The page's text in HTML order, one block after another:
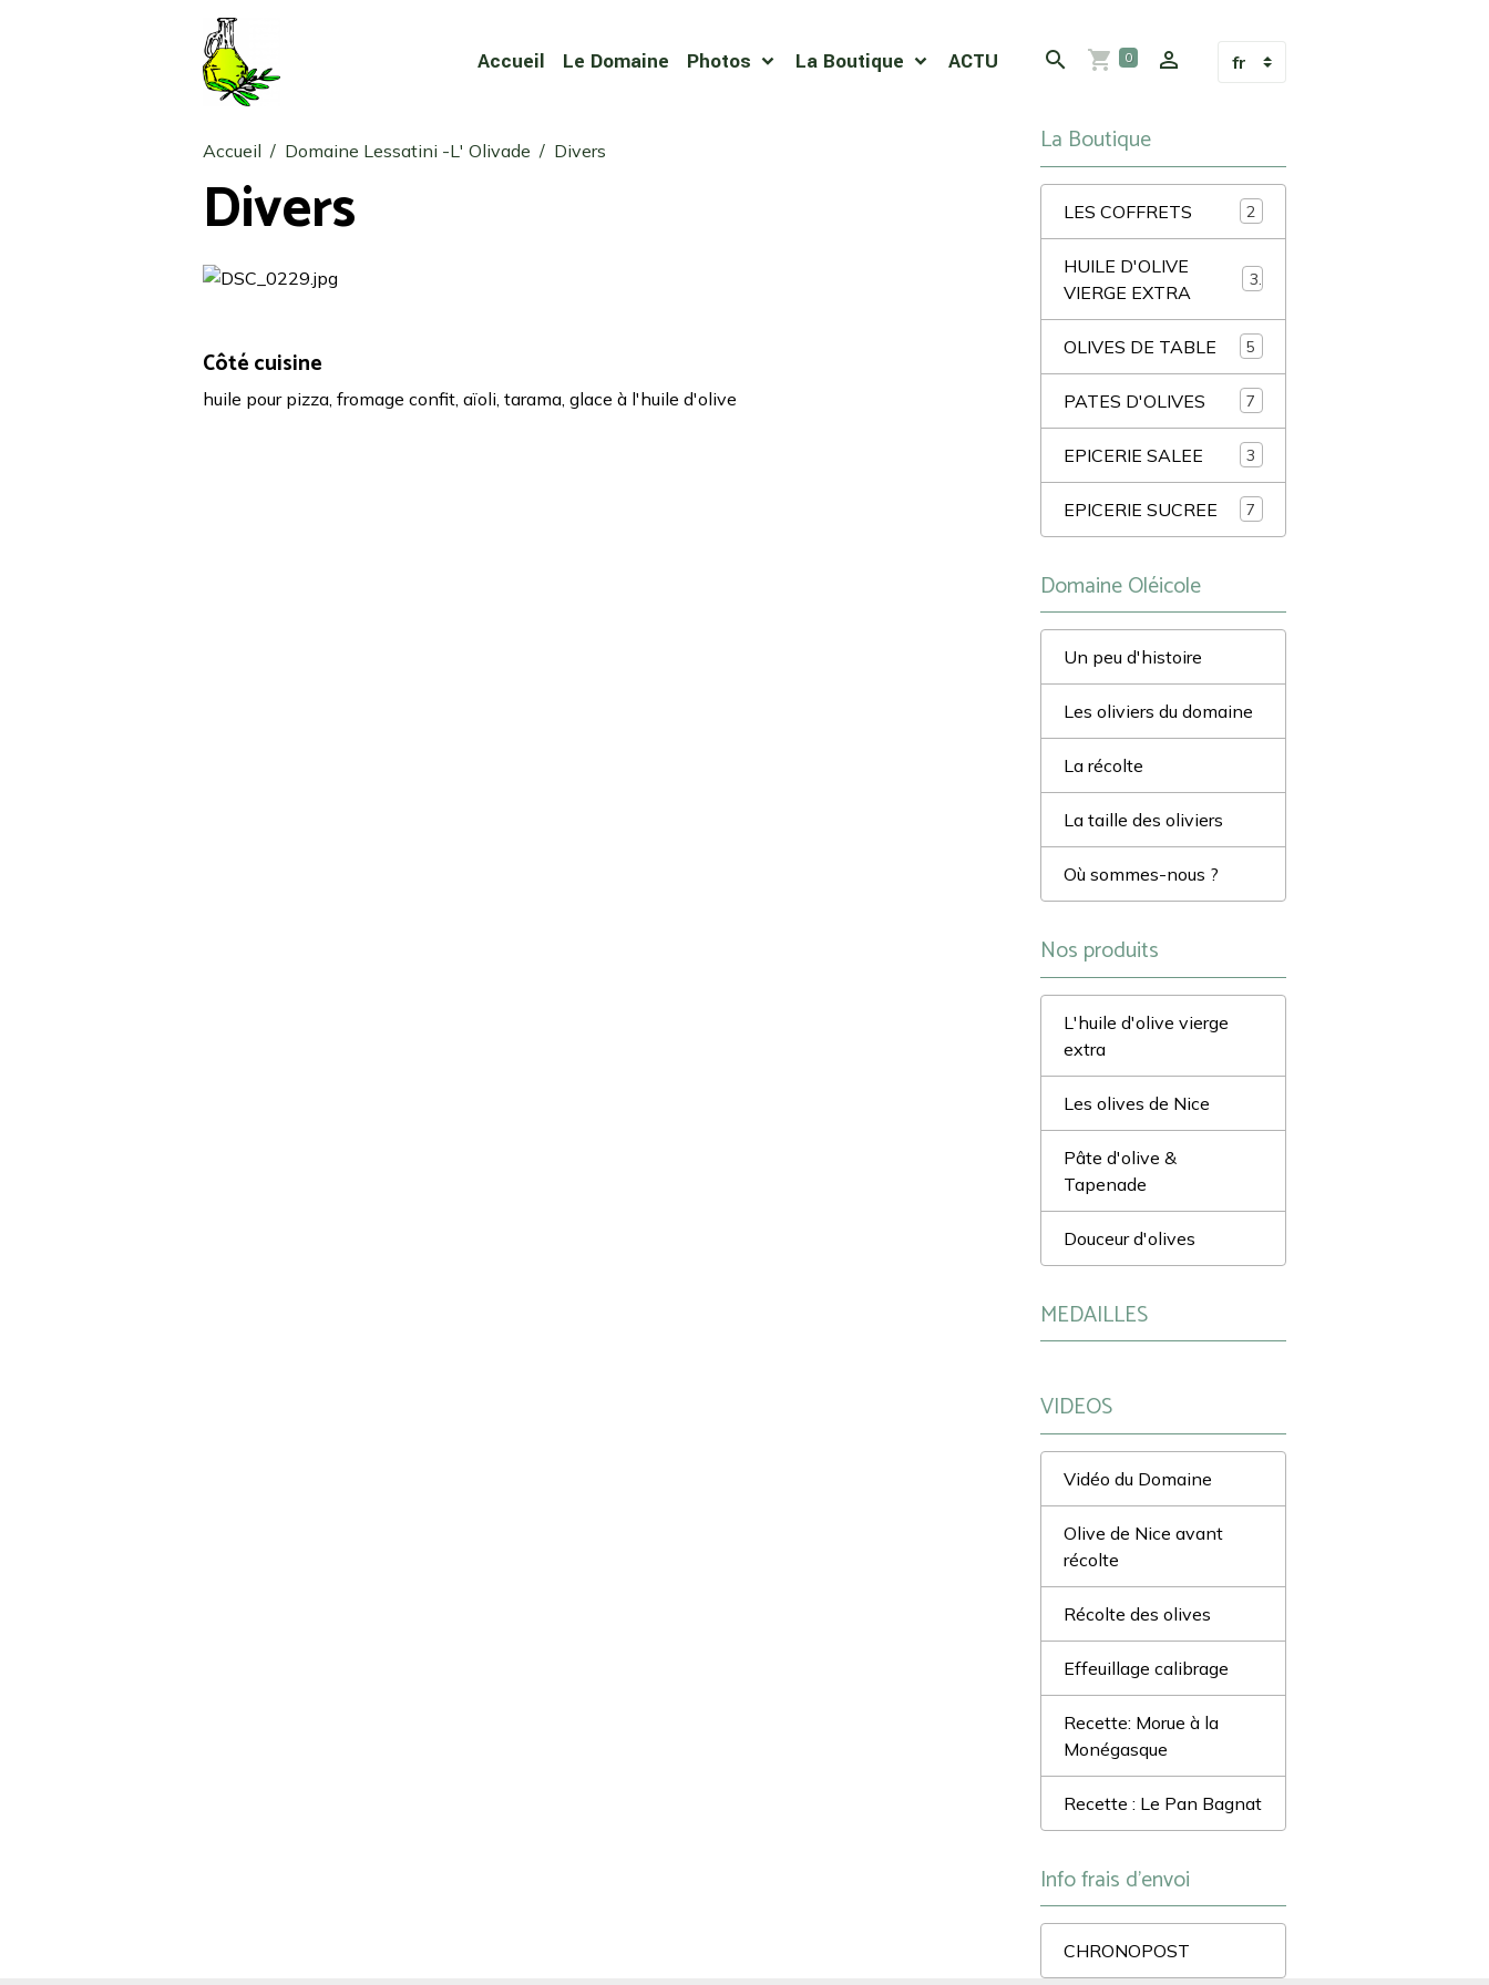
Accueil Le Domaine Photos La Boutique ACTU 0
Accueil Domaine Lessatini -L' Olivade Divers
Divers
Côté cuisine
huile pour pizza, fromage confit, aïoli, tarama, glace à l'huile d'olive
La Boutique
LES COFFRETS 2
HUILE D'OLIVE
VIERGE EXTRA
OLIVES DE TABLE 5
PATES D'OLIVES 7
EPICERIE SALEE 3
EPICERIE SUCREE 7
Domaine Oléicole
Un peu d'histoire
Les oliviers du domaine
La récolte
La taille des oliviers
Où sommes-nous ?
Nos produits
L'huile d'olive vierge
extra
Les olives de Nice
Pâte d'olive &
Tapenade
Douceur d'olives
MEDAILLES
VIDEOS
Vidéo du Domaine
Olive de Nice avant
récolte
Récolte des olives
Effeuillage calibrage
Recette: Morue à la
Monégasque
Recette : Le Pan Bagnat
Info frais d'envoi
CHRONOPOST